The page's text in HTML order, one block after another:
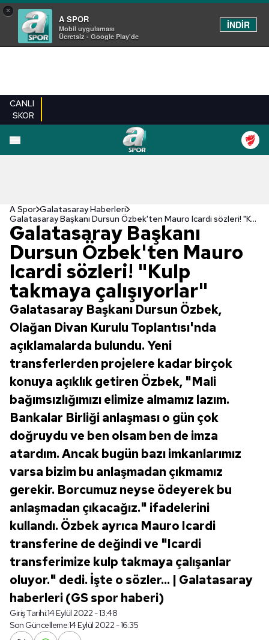
×
A SPOR
Mobil uygulaması
Ücretsiz - Google Play'de
İNDİR
CANLI
SKOR
A Spor Galatasaray Haberleri
Galatasaray Başkanı Dursun Özbek'ten Mauro Icardi sözleri! "Kulp takmaya çalışıyorlar"
Galatasaray Başkanı
Dursun Özbek'ten Mauro
Icardi sözleri! "Kulp
takmaya çalışıyorlar"
Galatasaray Başkanı Dursun Özbek,
Olağan Divan Kurulu Toplantısı'nda
açıklamalarda bulundu. Yeni
transferlerden projelere kadar birçok
konuya açıklık getiren Özbek, "Mali
bağımsızlığımızı elimize almamız lazım.
Bankalar Birliği anlaşması o gün çok
doğruydu ve ben olsam ben de imza
atardım. Ancak bugün bazı imkanlarımız
varsa bizim bu anlaşmadan çıkmamız
gerekir. Borcumuz neyse ödeyerek bu
anlaşmadan çıkacağız." ifadelerini
kullandı. Özbek ayrıca Mauro Icardi
transferine de değindi ve "Icardi
transferimize kulp takmaya çalışanlar
oluyor." dedi. İşte o sözler... | Galatasaray
haberleri (GS spor haberi)
Giriş Tarihi:14 Eylül 2022 - 13:48
Son Güncelleme:14 Eylül 2022 - 16:35